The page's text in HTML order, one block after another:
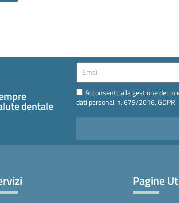
dentale
Email
Email
Acconsento alla gestione dei
dati personali n. 679/2016, GDPR
Pagine